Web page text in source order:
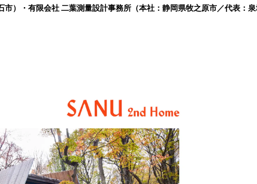
み
市）・有限会社 二葉測量設計事務所（本社：静岡県牧之原市／代表：